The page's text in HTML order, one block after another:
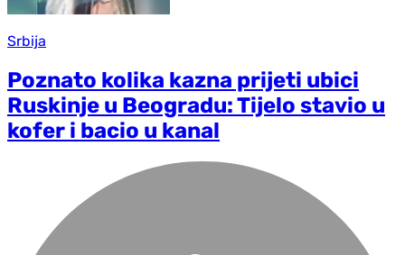
Srbija
Poznato kolika kazna prijeti ubici
Ruskinje u Beogradu: Tijelo stavio u
kofer i bacio u kanal